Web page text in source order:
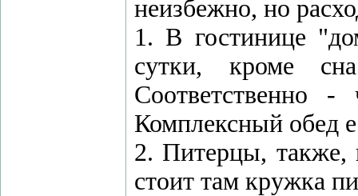
неизбежно, но
1. В гостинице
сутки, кроме
Соответственно
Комплексный обед
2. Питерцы, также,
стоит там кружка